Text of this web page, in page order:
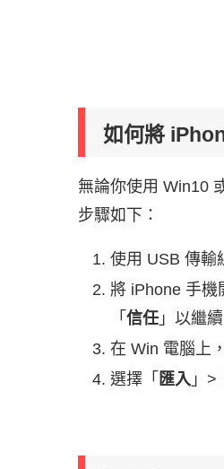
如何將
無論你使用 Win10
步驟如下：
使用 USB 傳輸
將 iPhone 手機
「 信任 」以繼續
在 Win 電腦上
選擇「 匯入 」>